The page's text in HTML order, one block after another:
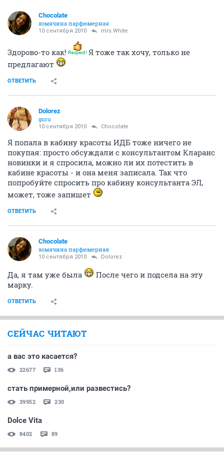
Chocolate
хомячина парфюмерная
10 сентября 2010 mrs.White
Здорово-то как!
Я тоже так хочу, только не
предлагают
ОТВЕТИТЬ
Dolorez
guru
10 сентября 2010 Chocolate
Я попала в кабину красоты ИДБ тоже ничего не
покупая: просто обсуждали с консультантом Кларанс
новинки и я спросила, можно ли их потестить в
кабине красоты - и она меня записала. Так что
попробуйте спросить про кабину консультанта ЭЛ,
может, тоже запишет
ОТВЕТИТЬ
Chocolate
хомячина парфюмерная
10 сентября 2010 Dolorez
Да, я там уже была
После чего и подсела на эту
марку.
ОТВЕТИТЬ
СЕЙЧАС ЧИТАЮТ
а вас это касается?
22677 136
стать примерной,или развестись?
39952 230
Dolce Vita
8402 89